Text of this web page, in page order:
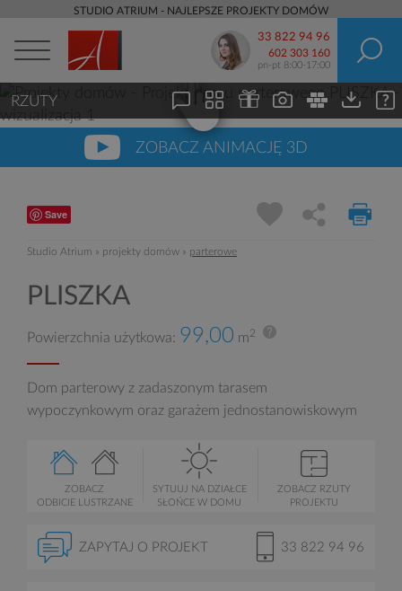
STUDIO ATRIUM - NAJLEPSZE PROJEKTY DOMÓW
33 822 94 96
602 303 160
pn-pt 8:00-17:00
ZOBACZ ANIMACJĘ 3D
Save
Studio Atrium » projekty domów » parterowe
PLISZKA
Powierzchnia użytkowa: 99,00 m2
Dom parterowy z zadaszonym tarasem
wypoczynkowym oraz garażem jednostanowiskowym
ZOBACZ
ODBICIE LUSTRZANE
SYTUUJ NA DZIAŁCE
SŁOŃCE W DOMU
ZOBACZ RZUTY
PROJEKTU
ZAPYTAJ O PROJEKT 33 822 94 96
RZUTY